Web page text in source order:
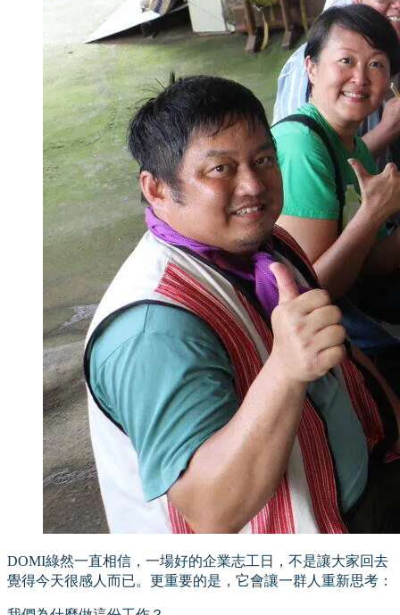
DOMI綠然一直相信，一場好的企業志工日，不是讓大家回去
覺得今天很感人而已。更重要的是，它會讓一群人重新思考：